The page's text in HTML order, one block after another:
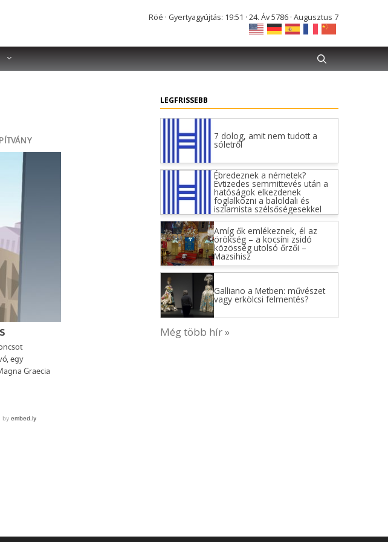
Röé · Gyertyagyújtás: 19:51 · 24. Áv 5786 · Augusztus 7
LEGFRISSEBB
7 dolog, amit nem tudott a
sóletről
Ébredeznek a németek?
Évtizedes semmittevés után a
hatóságok elkezdenek
foglalkozni a baloldali és
iszlamista szélsőségesekkel
Amíg ők emlékeznek, él az
örökség – a kocsíni zsidó
közösség utolsó őrzői –
Mazsihisz
Galliano a Metben: művészet
vagy erkölcsi felmentés?
Még több hír »